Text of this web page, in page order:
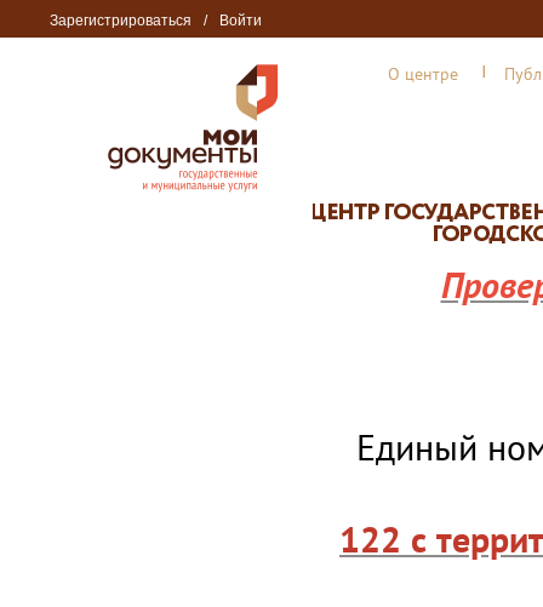
Зарегистрироваться / Войти
О центре
Единый
122 с